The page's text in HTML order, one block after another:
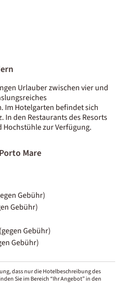
Urlauber zwischen vier und
Im Hotelgarten befindet sich
In den Restaurants des Resorts
zur Verfügung.
Mare
Gebühr)
Gebühr)
Gebühr)
Gebühr)
dass nur die Hotelbeschreibung des
Sie im Bereich “Ihr Angebot” in den